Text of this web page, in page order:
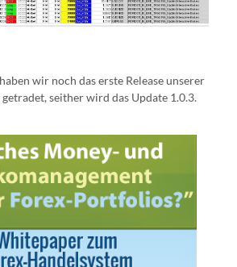
wir noch das erste Release unserer
seither wird das Update 1.0.3.